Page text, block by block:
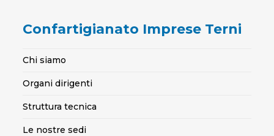
Confartigianato Imprese Terni
Chi siamo
Organi dirigenti
Struttura tecnica
Le nostre sedi